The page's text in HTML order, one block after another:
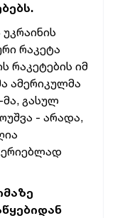
.
რაკეტა
რაკეტების იმ
ამერიკულმა
მა, გასულ
- არადა,